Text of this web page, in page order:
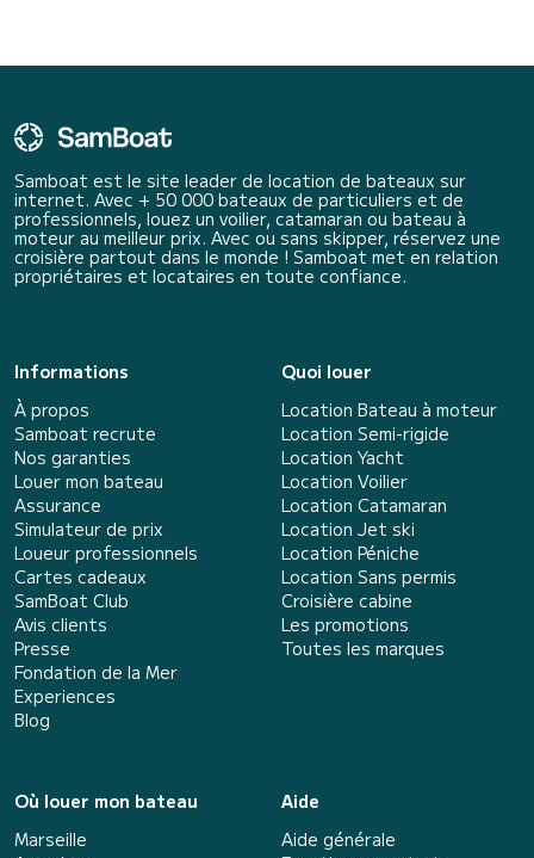
Samboat est le site leader de location de bateaux sur
internet. Avec + 50 000 bateaux de particuliers et de
professionnels, louez un voilier, catamaran ou bateau à
moteur au meilleur prix. Avec ou sans skipper, réservez une
croisière partout dans le monde ! Samboat met en relation
propriétaires et locataires en toute confiance.
Informations
À propos
Samboat recrute
Nos garanties
Louer mon bateau
Assurance
Simulateur de prix
Loueur professionnels
Cartes cadeaux
SamBoat Club
Avis clients
Presse
Fondation de la Mer
Experiences
Blog
Quoi louer
Location Bateau à moteur
Location Semi-rigide
Location Yacht
Location Voilier
Location Catamaran
Location Jet ski
Location Péniche
Location Sans permis
Croisière cabine
Les promotions
Toutes les marques
Où louer mon bateau
Marseille
Aide
Aide générale